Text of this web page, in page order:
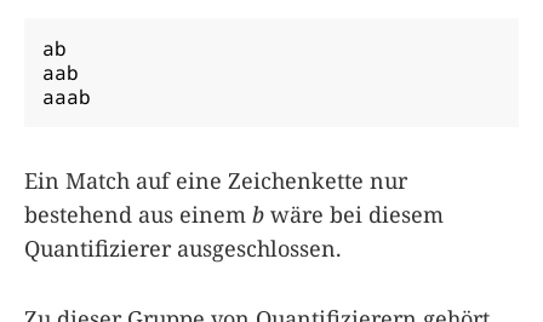
ab
aab
aaab
Ein Match auf eine Zeichenkette nur
bestehend aus einem b wäre bei diesem
Quantifizierer ausgeschlossen.